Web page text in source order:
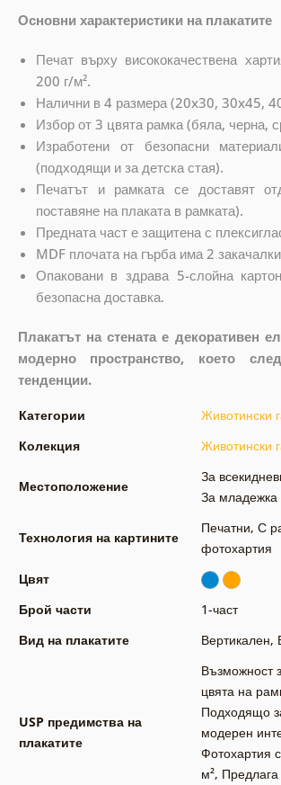
Основни характеристики на плакатите
Печат върху висококачествена
200 г/м².
Налични в 4 размера (20x30, 30x45,
Избор от 3 цвята рамка (бяла, черна,
Изработени от безопасни
(подходящи и за детска стая).
Печатът и рамката се доставят
поставяне на плаката в рамката).
Предната част е защитена с
MDF плочата на гърба има 2
Опаковани в здрава 5-слойна
безопасна доставка.
Плакатът на стената е декоративен
модерно пространство, което
тенденции.
Категории
Животински
Колекция
Животински
Местоположение
За
За младежка
Технология на картините
Печатни, С
фотохартия
Цвят
Брой части
1-част
Вид на плакатите
Вертикален,
USP предимства на
плакатите
Възможност
цвята на
Подходящо
модерен
Фотохартия
м², Предлага